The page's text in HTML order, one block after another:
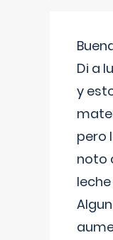
Di a
y
pero
noto